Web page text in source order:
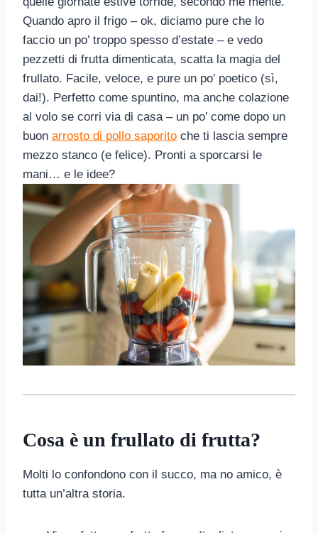
Quando apro il frigo – ok, diciamo pure che lo
faccio un po’ troppo spesso d’estate – e vedo
pezzetti di frutta dimenticata, scatta la magia del
frullato. Facile, veloce, e pure un po’ poetico (sì,
dai!). Perfetto come spuntino, ma anche colazione
al volo se corri via di casa – un po’ come dopo un
buon arrosto di pollo saporito che ti lascia sempre
mezzo stanco (e felice). Pronti a sporcarsi le
mani… e le idee?
Cosa è un frullato di frutta?
Molti lo confondono con il succo, ma no amico, è
tutta un’altra storia.